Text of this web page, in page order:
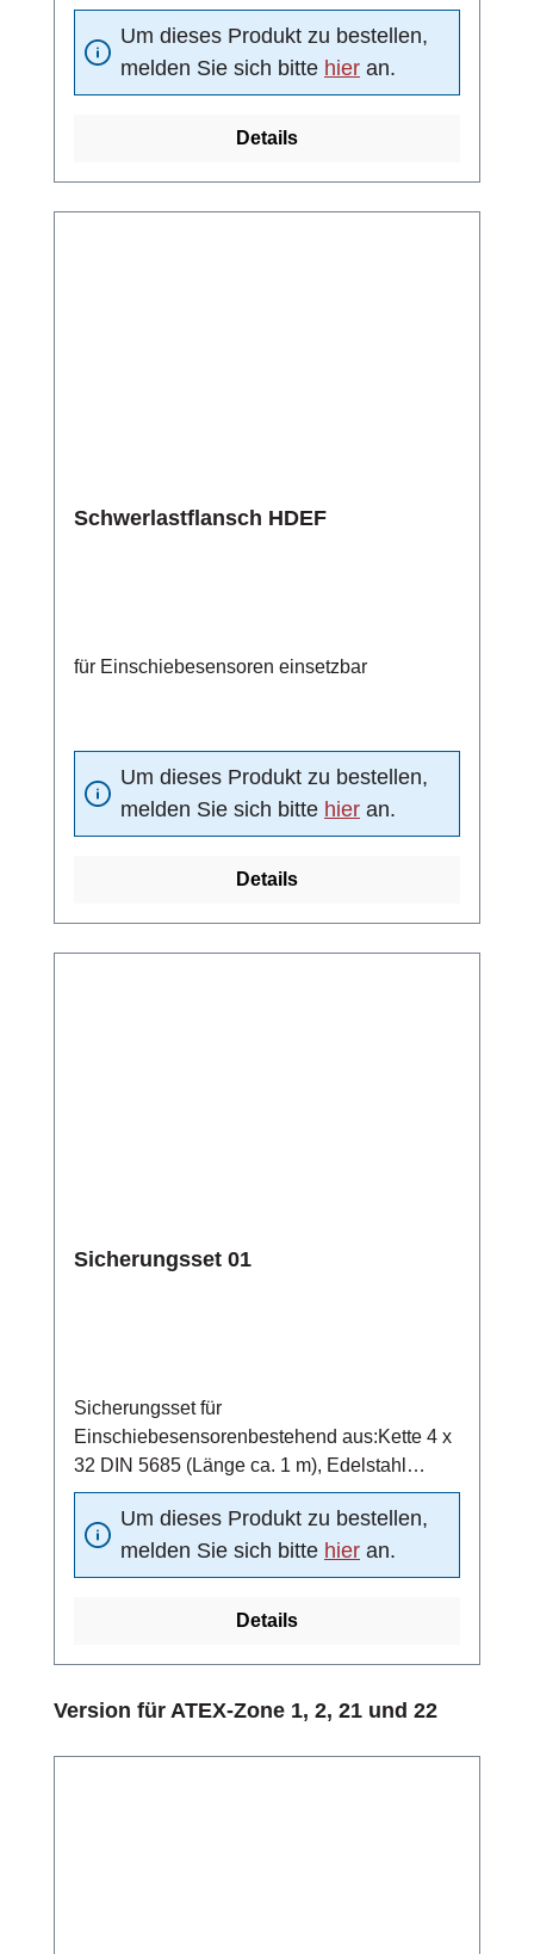
Um dieses Produkt zu bestellen,
melden Sie sich bitte hier an.
Details
Schwerlastflansch HDEF
für Einschiebesensoren einsetzbar
Um dieses Produkt zu bestellen,
melden Sie sich bitte hier an.
Details
Sicherungsset 01
Sicherungsset für
Einschiebesensorenbestehend aus:Kette 4 x
32 DIN 5685 (Länge ca. 1 m), Edelstahl
1.4401Schraubglied NG5, Edelstahl
1.4401Schelle DN15 nach DIN 11850,
Edelstahl 1.4301
Um dieses Produkt zu bestellen,
melden Sie sich bitte hier an.
Details
Produktgalerie überspringen
Version für ATEX-Zone 1, 2, 21 und 22